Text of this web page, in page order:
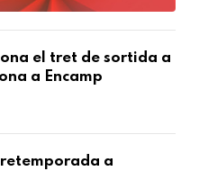
el tret de sortida a
a Encamp
a